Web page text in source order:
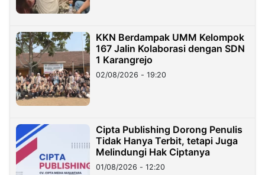
KKN Berdampak UMM Kelompok
167 Jalin Kolaborasi dengan SDN
1 Karangrejo
02/08/2026 - 19:20
Cipta Publishing Dorong Penulis
Tidak Hanya Terbit, tetapi Juga
Melindungi Hak Ciptanya
01/08/2026 - 12:20